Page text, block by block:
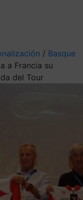
/ Basque
a Francia su
del Tour